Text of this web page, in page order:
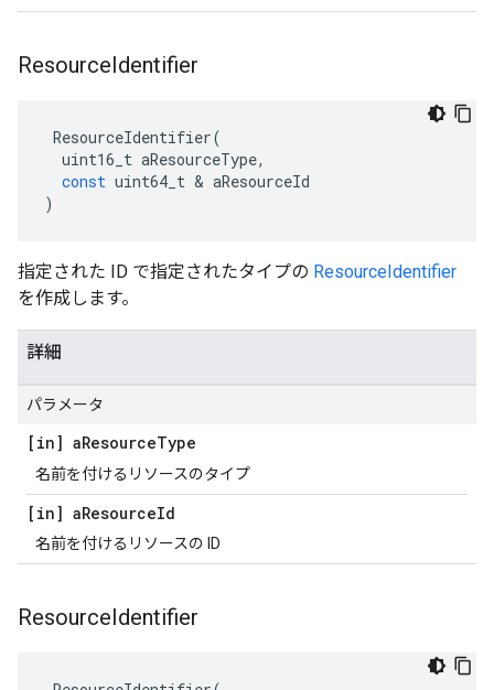
ResourceIdentifier
ResourceIdentifier(
uint16_t aResourceType,
const uint64_t & aResourceId
)
指定された ID で指定されたタイプの ResourceIdentifier
を作成します。
詳細
パラメータ
[in] aResourceType
名前を付けるリソースのタイプ
[in] aResourceId
名前を付けるリソースの ID
ResourceIdentifier